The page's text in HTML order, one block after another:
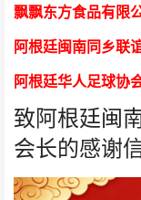
飘飘东方食品有限
阿根廷闽南同乡联
阿根廷华人足球协
致阿根廷闽
会长的感谢